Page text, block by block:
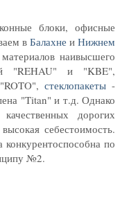
блоки, офисные
в Балахне и Нижнем
наивысшего
"REHAU" и "KBE",
стеклопакеты -
"Titan" и т.д. Однако
дорогих
себестоимость.
по
№2.